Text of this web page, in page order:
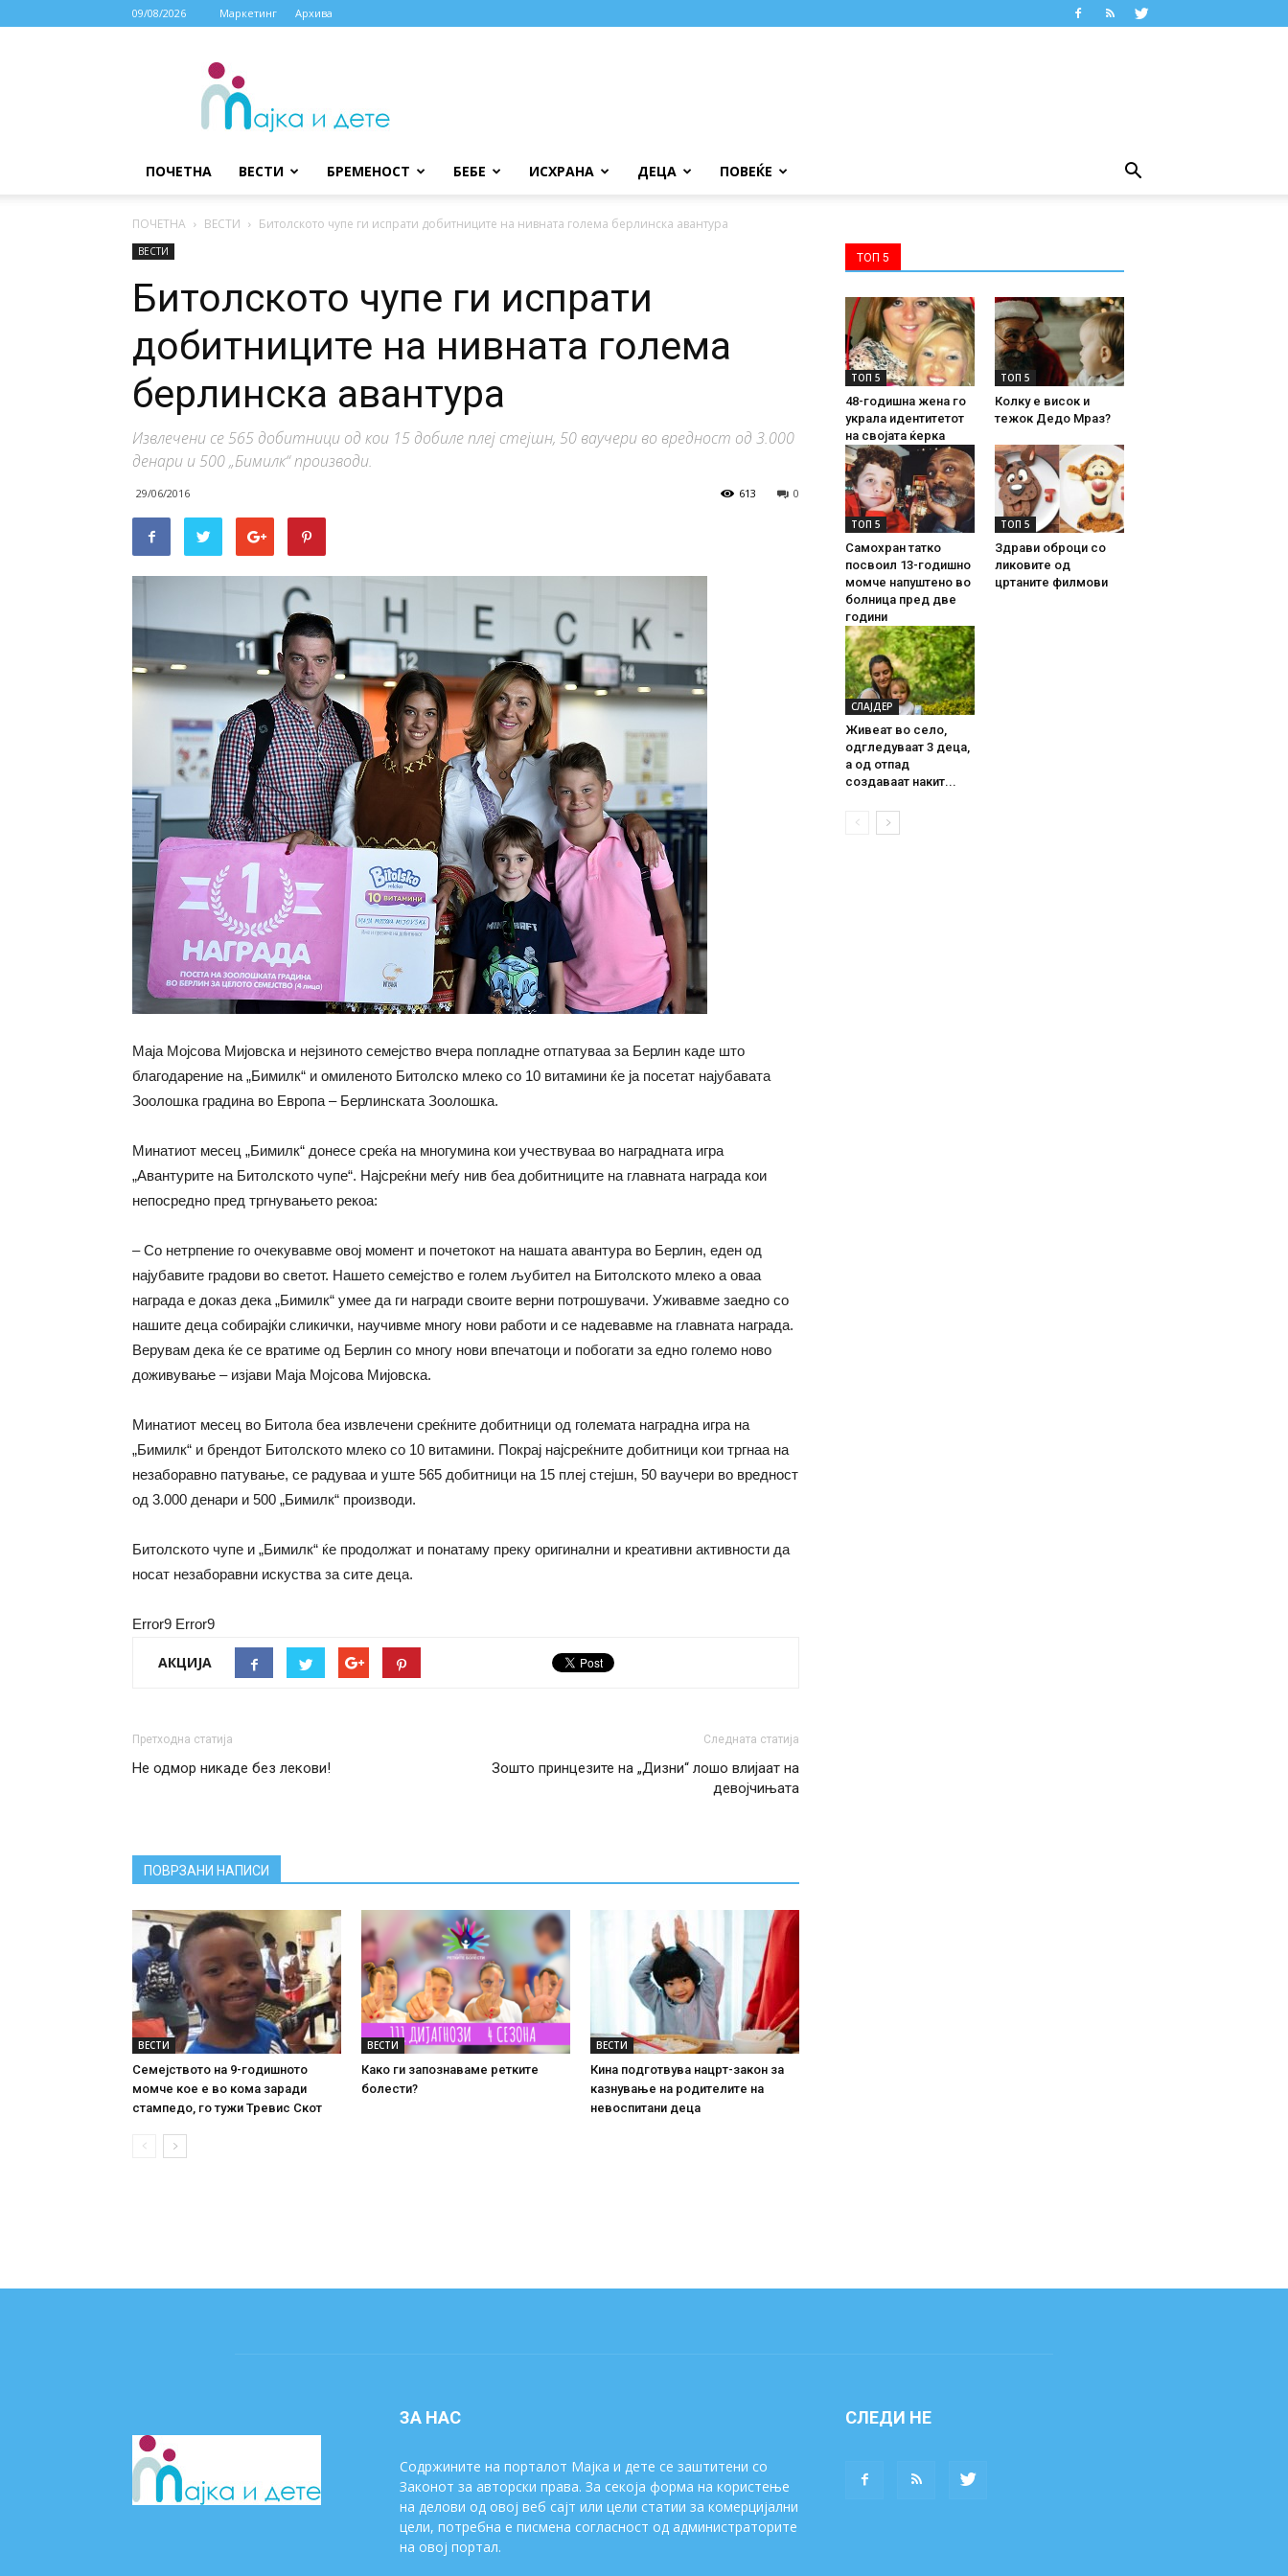
09/08/2026 Маркетинг Архива
МАЈКА
ДЕТЕ
ПОЧЕТНА ВЕСТИ БРЕМЕНОСТ БЕБЕ ИСХРАНА ДЕЦА ПОВЕЌЕ
ПОЧЕТНА ВЕСТИ Битолското чупе ги испрати добитниците на нивната голема берлинска авантура
ВЕСТИ
Битолското чупе ги испрати
добитниците на нивната голема
берлинска авантура
Извлечени се 565 добитници од кои 15 добиле плеј стејшн, 50 ваучери во вредност од 3.000
денари и 500 „Бимилк“ производи.
29/06/2016 0
613
Маја Мојсова Мијовска и нејзиното семејство вчера попладне отпатуваа за Берлин каде што
благодарение на „Бимилк“ и омиленото Битолско млеко со 10 витамини ќе ја посетат најубавата
Зоолошка градина во Европа – Берлинската Зоолошка.
Минатиот месец „Бимилк“ донесе среќа на многумина кои учествуваа во наградната игра
„Авантурите на Битолското чупе“. Најсреќни меѓу нив беа добитниците на главната награда кои
непосредно пред тргнувањето рекоа:
– Со нетрпение го очекувавме овој момент и почетокот на нашата авантура во Берлин, еден од
најубавите градови во светот. Нашето семејство е голем љубител на Битолското млеко а оваа
награда е доказ дека „Бимилк“ умее да ги награди своите верни потрошувачи. Уживавме заедно со
нашите деца собирајќи сликички, научивме многу нови работи и се надевавме на главната награда.
Верувам дека ќе се вратиме од Берлин со многу нови впечатоци и побогати за едно големо ново
доживување – изјави Маја Мојсова Мијовска.
Минатиот месец во Битола беа извлечени среќните добитници од големата наградна игра на
„Бимилк“ и брендот Битолското млеко со 10 витамини. Покрај најсреќните добитници кои тргнаа на
незаборавно патување, се радуваа и уште 565 добитници на 15 плеј стејшн, 50 ваучери во вредност
од 3.000 денари и 500 „Бимилк“ производи.
Битолското чупе и „Бимилк“ ќе продолжат и понатаму преку оригинални и креативни активности да
носат незаборавни искуства за сите деца.
Error9 Error9
АКЦИЈА
Претходна статија
Не одмор никаде без лекови!
Следната статија
Зошто принцезите на „Дизни“ лошо влијаат на
девојчињата
ПОВРЗАНИ НАПИСИ
ВЕСТИ
Семејството на 9-годишното
момче кое е во кома заради
стампедо, го тужи Тревис Скот
ВЕСТИ
Како ги запознаваме ретките
болести?
ВЕСТИ
Кина подготвува нацрт-закон за
казнување на родителите на
невоспитани деца
ТОП 5
ТОП 5
48-годишна жена го
украла идентитетот
на својата ќерка
ТОП 5
Колку е висок и
тежок Дедо Мраз?
ТОП 5
Самохран татко
посвоил 13-годишно
момче напуштено во
болница пред две
години
ТОП 5
Здрави оброци со
ликовите од
цртаните филмови
СЛАЈДЕР
Живеат во село,
одгледуваат 3 деца,
а од отпад
создаваат накит...
ЗА НАС
Содржините на порталот Мајка и дете се заштитени со
Законот за авторски права. За секоја форма на користење
на делови од овој веб сајт или цели статии за комерцијални
цели, потребна е писмена согласност од администраторите
на овој портал.
СЛЕДИ НЕ